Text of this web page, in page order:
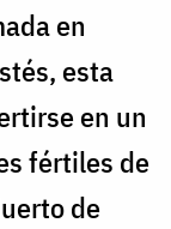
en
esta
en un
fértiles de
de